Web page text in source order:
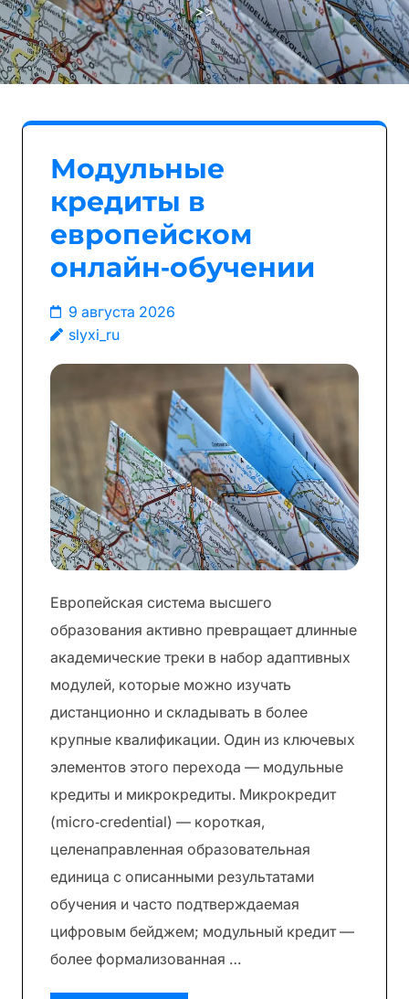
>>
Модульные
кредиты в
европейском
онлайн‑обучении
9 августа 2026
slyxi_ru
Европейская система высшего
образования активно превращает длинные
академические треки в набор адаптивных
модулей, которые можно изучать
дистанционно и складывать в более
крупные квалификации. Один из ключевых
элементов этого перехода — модульные
кредиты и микрокредиты. Микрокредит
(micro‑credential) — короткая,
целенаправленная образовательная
единица с описанными результатами
обучения и часто подтверждаемая
цифровым бейджем; модульный кредит —
более формализованная …